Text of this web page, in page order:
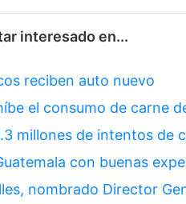
interesado en...
reciben auto nuevo
el consumo de carne
millones de intentos de
con buenas
nombrado Director